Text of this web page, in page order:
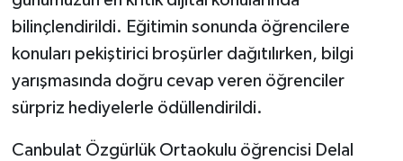
bilinçlendirildi. Eğitimin sonunda öğrencilere
konuları pekiştirici broşürler dağıtılırken, bilgi
yarışmasında doğru cevap veren öğrenciler
sürpriz hediyelerle ödüllendirildi.
Canbulat Özgürlük Ortaokulu öğrencisi Delal